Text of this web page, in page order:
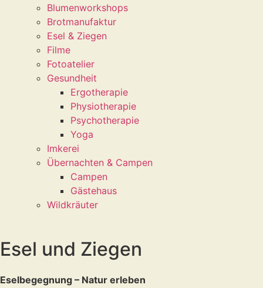
Blumenworkshops
Brotmanufaktur
Esel & Ziegen
Filme
Fotoatelier
Gesundheit
Ergotherapie
Physiotherapie
Psychotherapie
Yoga
Imkerei
Übernachten & Campen
Campen
Gästehaus
Wildkräuter
Esel und Ziegen
Eselbegegnung – Natur erleben